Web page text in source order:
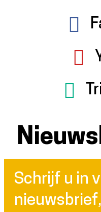
Schrijf u in